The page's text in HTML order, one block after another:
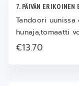
7. PÄIVÄN
Tandoori
hunaja,tomaatti
€13.70